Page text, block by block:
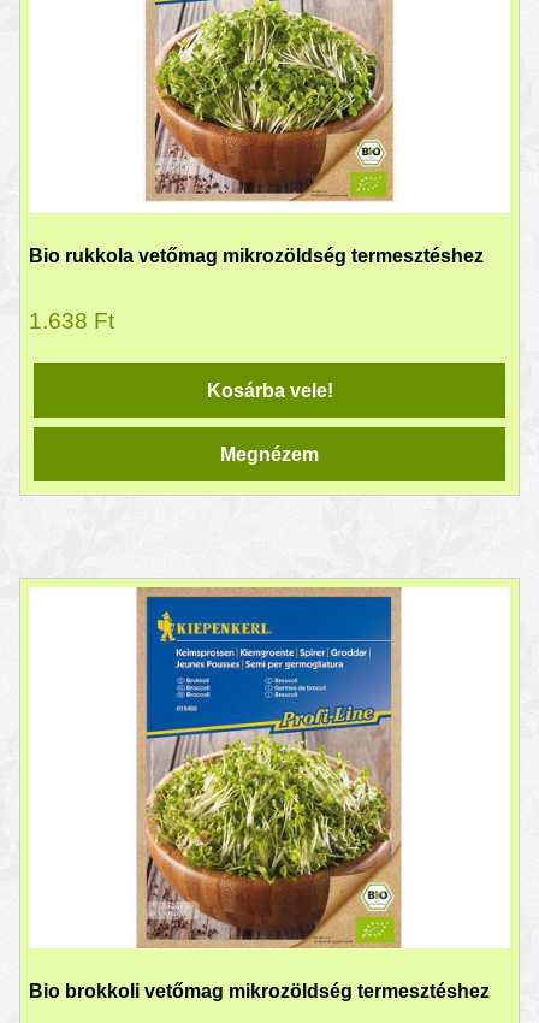
Bio rukkola vetőmag mikrozöldség termesztéshez
1.638 Ft
Kosárba vele!
Megnézem
Bio brokkoli vetőmag mikrozöldség termesztéshez